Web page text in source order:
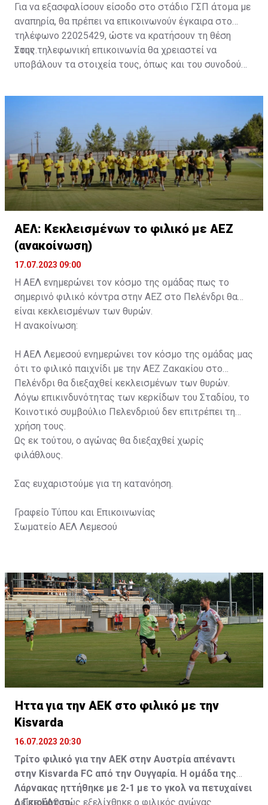
Για να εξασφαλίσουν είσοδο στο στάδιο ΓΣΠ άτομα με
αναπηρία, θα πρέπει να επικοινωνούν έγκαιρα στο
τηλέφωνο 22025429, ώστε να κρατήσουν τη θέση
τους.
Στην τηλεφωνική επικοινωνία θα χρειαστεί να
υποβάλουν τα στοιχεία τους, όπως και του συνοδού
ονοματεπώνυμο, αριθμός πινακίδας αυτοκινήτου,
ΑΕΛ: Κεκλεισμένων το φιλικό με ΑΕΖ
(ανακοίνωση)
17.07.2023 09:00
Η ΑΕΛ ενημερώνει τον κόσμο της ομάδας πως το
σημερινό φιλικό κόντρα στην ΑΕΖ στο Πελένδρι θα
είναι κεκλεισμένων των θυρών.
Η ανακοίνωση:
Η ΑΕΛ Λεμεσού ενημερώνει τον κόσμο της ομάδας μας
ότι το φιλικό παιχνίδι με την ΑΕΖ Ζακακίου στο
Πελένδρι θα διεξαχθεί κεκλεισμένων των θυρών.
Λόγω επικινδυνότητας των κερκίδων του Σταδίου, το
Κοινοτικό συμβούλιο Πελενδριού δεν επιτρέπει τη
χρήση τους.
Ως εκ τούτου, ο αγώνας θα διεξαχθεί χωρίς
φιλάθλους.
Σας ευχαριστούμε για τη κατανόηση.
Γραφείο Τύπου και Επικοινωνίας
Σωματείο ΑΕΛ Λεμεσού
Ήττα για την ΑΕΚ στο φιλικό με την
Kisvarda
16.07.2023 20:30
Τρίτο φιλικό για την ΑΕΚ στην Αυστρία απέναντι
στην Kisvarda FC από την Ουγγαρία. Η ομάδα της
Λάρνακας ηττήθηκε με 2-1 με το γκολ να πετυχαίνει
ο Γκιούρτσο.
ΔείτεΕΔΩπώς εξελίχθηκε ο φιλικός αγώνας